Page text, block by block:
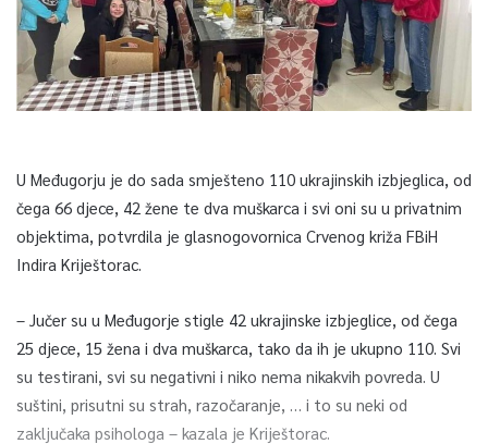
U Međugorju je do sada smješteno 110 ukrajinskih izbjeglica, od
čega 66 djece, 42 žene te dva muškarca i svi oni su u privatnim
objektima, potvrdila je glasnogovornica Crvenog križa FBiH
Indira Kriještorac.
– Jučer su u Međugorje stigle 42 ukrajinske izbjeglice, od čega
25 djece, 15 žena i dva muškarca, tako da ih je ukupno 110. Svi
su testirani, svi su negativni i niko nema nikakvih povreda. U
suštini, prisutni su strah, razočaranje, … i to su neki od
zaključaka psihologa – kazala je Kriještorac.